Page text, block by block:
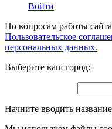
Войти
По вопросам работы
Пользовательское
персональных данных.
Выберите ваш город:
Начните вводить